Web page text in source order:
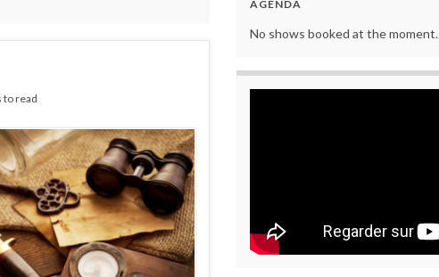
to read
AGENDA
No shows booked at the moment.